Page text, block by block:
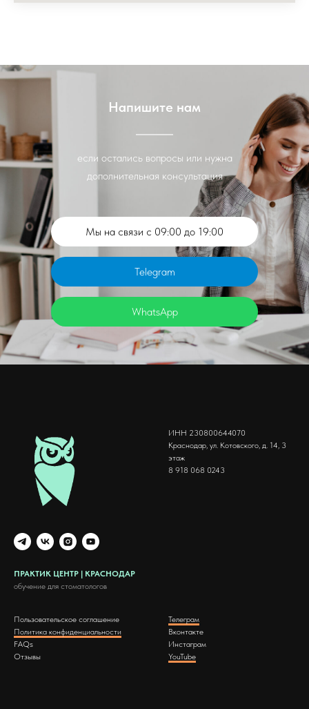
Напишите нам
если остались вопросы или нужна
дополнительная консультация
Мы на связи с 09:00 до 19:00
Telegram
WhatsApp
ПРАКТИК ЦЕНТР | КРАСНОДАР
обучение для стоматологов
ИНН 230800644070
Краснодар, ул. Котовского, д. 14, 3
этаж
8 918 068 0243
Пользовательское соглашение
Политика конфиденциальности
FAQs
Отзывы
Телеграм
Вконтакте
Инстаграм
YouTube